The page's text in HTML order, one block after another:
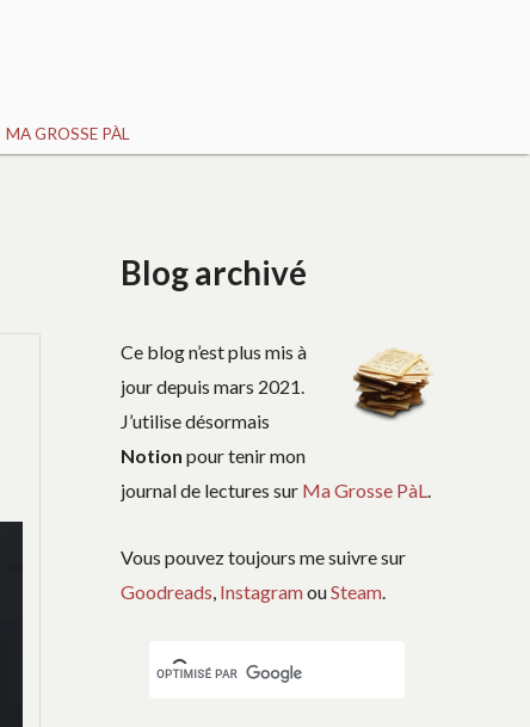
MA GROSSE PÀL
Blog archivé
Ce blog n’est plus mis à
jour depuis mars 2021.
J’utilise désormais
Notion pour tenir mon
journal de lectures sur Ma Grosse PàL.
Vous pouvez toujours me suivre sur
Goodreads, InstagramouSteam.